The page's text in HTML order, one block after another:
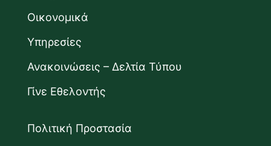
Οικονομικά
Υπηρεσίες
Ανακοινώσεις – Δελτία Τύπου
Γίνε Εθελοντής
Πολιτική Προστασία